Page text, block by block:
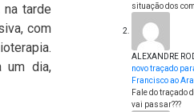
tarde
com
um dia,
situação dos
ALEXANDRE
novo traçado
Francisco ao
Fale do traçado
vai passar???